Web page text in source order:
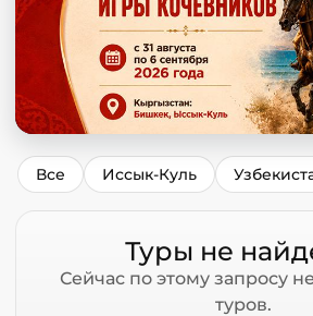
Все Иссык-Куль
Туры не
Сейчас по этому запросу
туров.